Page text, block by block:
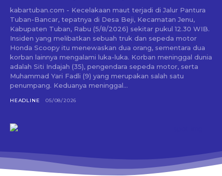
kabartuban.com - Kecelakaan maut terjadi di Jalur Pantura
Tuban-Bancar, tepatnya di Desa Beji, Kecamatan Jenu,
Kabupaten Tuban, Rabu (5/8/2026) sekitar pukul 12.30 WIB.
Insiden yang melibatkan sebuah truk dan sepeda motor
Honda Scoopy itu menewaskan dua orang, sementara dua
korban lainnya mengalami luka-luka. Korban meninggal dunia
adalah Siti Indajah (35), pengendara sepeda motor, serta
Muhammad Yari Fadli (9) yang merupakan salah satu
penumpang. Keduanya meninggal...
HEADLINE 05/08/2026